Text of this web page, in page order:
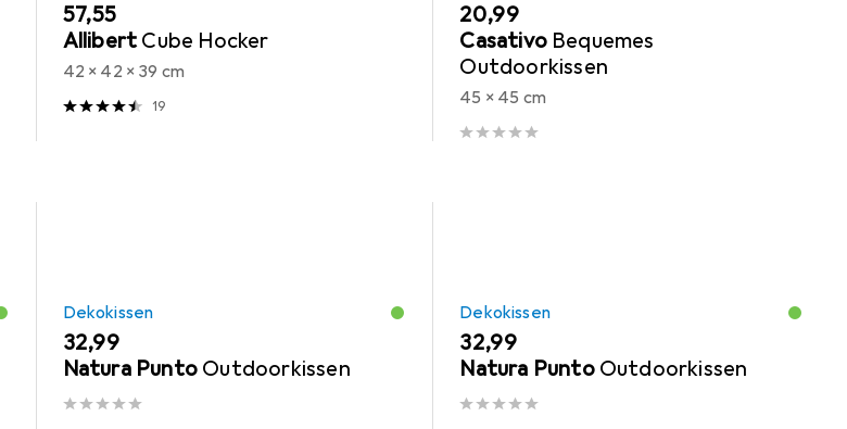
EUR
57,55
AllibertCube Hocker
42 x 42 x 39 cm
19
EUR
20,99
Casativo Bequemes
Outdoorkissen
45 x 45 cm
Dekokissen
EUR
32,99
Natura Punto Outdoorkissen
Dekokissen
EUR
32,99
Natura Punto Outdoorkissen